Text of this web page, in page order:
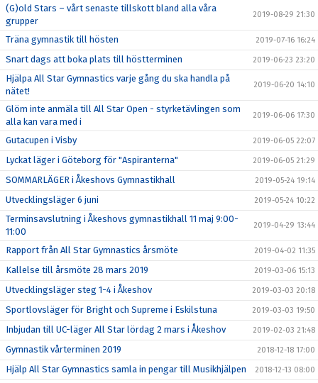
(G)old Stars – vårt senaste tillskott bland alla våra
grupper
2019-08-29 21:30
Träna gymnastik till hösten 2019-07-16 16:24
Snart dags att boka plats till höstterminen 2019-06-23 23:20
Hjälpa All Star Gymnastics varje gång du ska handla på
nätet!
2019-06-20 14:10
Glöm inte anmäla till All Star Open - styrketävlingen som
alla kan vara med i
2019-06-06 17:30
Gutacupen i Visby 2019-06-05 22:07
Lyckat läger i Göteborg för "Aspiranterna" 2019-06-05 21:29
SOMMARLÄGER i Åkeshovs Gymnastikhall 2019-05-24 19:14
Utvecklingsläger 6 juni 2019-05-24 10:22
Terminsavslutning i Åkeshovs gymnastikhall 11 maj 9:00-
11:00
2019-04-29 13:44
Rapport från All Star Gymnastics årsmöte 2019-04-02 11:35
Kallelse till årsmöte 28 mars 2019 2019-03-06 15:13
Utvecklingsläger steg 1-4 i Åkeshov 2019-03-03 20:18
Sportlovsläger för Bright och Supreme i Eskilstuna 2019-03-03 19:50
Inbjudan till UC-läger All Star lördag 2 mars i Åkeshov 2019-02-03 21:48
Gymnastik vårterminen 2019 2018-12-18 17:00
Hjälp All Star Gymnastics samla in pengar till Musikhjälpen 2018-12-13 08:00